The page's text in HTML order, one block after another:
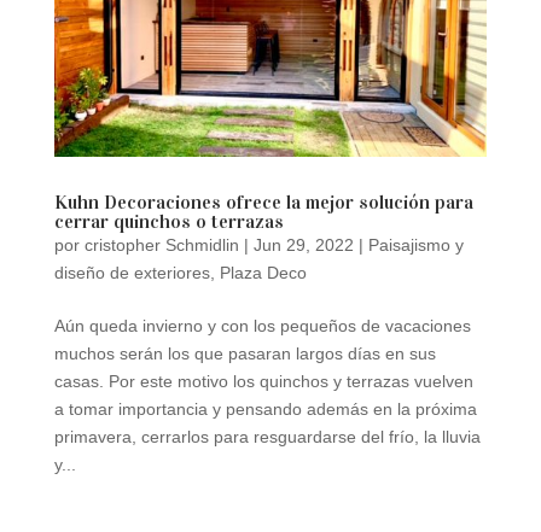
Kuhn Decoraciones ofrece la mejor solución para
cerrar quinchos o terrazas
por cristopher Schmidlin | Jun 29, 2022 | Paisajismo y
diseño de exteriores, Plaza Deco
Aún queda invierno y con los pequeños de vacaciones
muchos serán los que pasaran largos días en sus
casas. Por este motivo los quinchos y terrazas vuelven
a tomar importancia y pensando además en la próxima
primavera, cerrarlos para resguardarse del frío, la lluvia
y...